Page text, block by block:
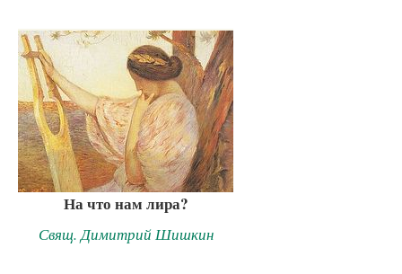
На что нам лира?
Свящ. Димитрий Шишкин